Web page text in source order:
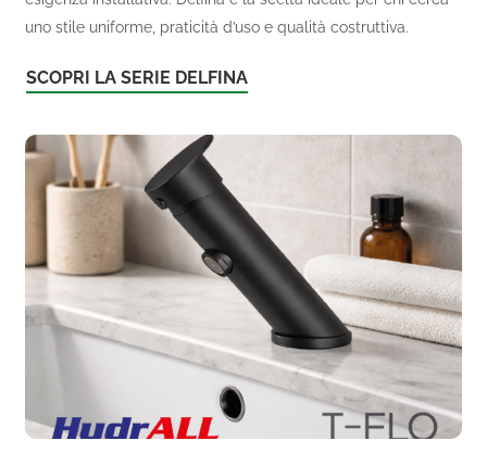
uno stile uniforme, praticità d’uso e qualità costruttiva.
SCOPRI LA SERIE DELFINA